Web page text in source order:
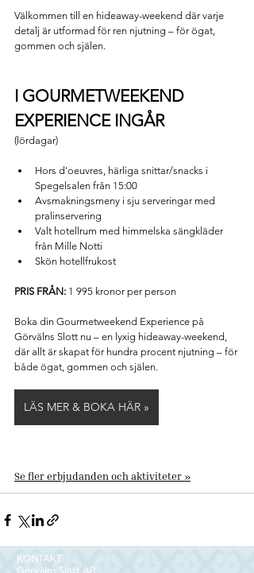
Välkommen till en hideaway-weekend där varje
detalj är utformad för ren njutning – för ögat,
gommen och själen.
I GOURMETWEEKEND
EXPERIENCE INGÅR
(lördagar)
Hors d'oeuvres, härliga snittar/snacks i
Spegelsalen från 15:00
Avsmakningsmeny i sju serveringar med
pralinservering
Valt hotellrum med himmelska sängkläder
från Mille Notti
Skön hotellfrukost
PRIS FRÅN: 1 995 kronor per person
Boka din Gourmetweekend Experience på
Görvälns Slott nu – en lyxig hideaway-weekend,
där allt är skapat för hundra procent njutning – för
både ögat, gommen och själen.
LÄS MER & BOKA HÄR »
Se fler erbjudanden och aktiviteter »
KONTAKT
Görvälns Slott AB